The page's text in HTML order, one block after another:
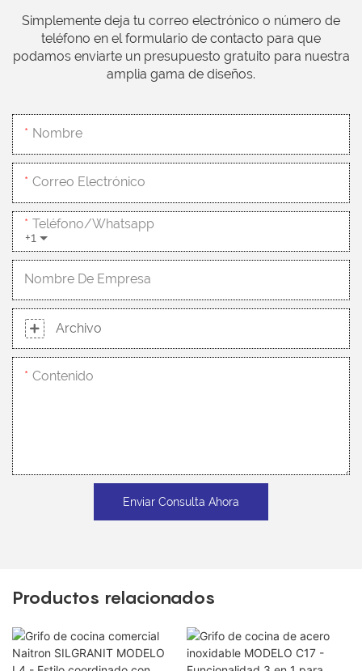
Simplemente deja tu correo electrónico o número de
teléfono en el formulario de contacto para que
podamos enviarte un presupuesto gratuito para nuestra
amplia gama de diseños.
Nombre
Correo Electrónico
+1
Teléfono/whatsapp
Nombre De Empresa
Archivo
Contenido
Enviar Consulta Ahora
Productos relacionados